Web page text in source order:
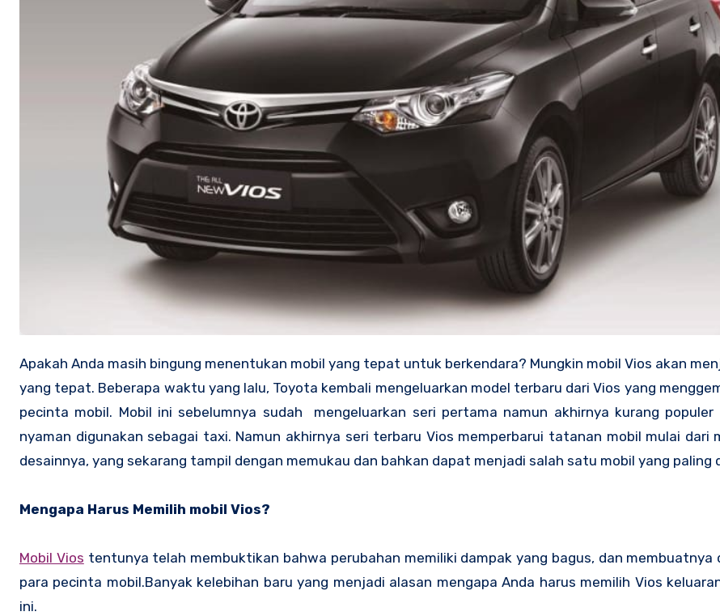
Apakah Anda masih bingung menentukan mobil yang tepat untuk berkendara? Mungkin mobil Vios akan
yang tepat. Beberapa waktu yang lalu, Toyota kembali mengeluarkan model terbaru dari Vios yang
pecinta mobil. Mobil ini sebelumnya sudah mengeluarkan seri pertama namun akhirnya kurang populer
nyaman digunakan sebagai taxi. Namun akhirnya seri terbaru Vios memperbarui tatanan mobil mulai dari
desainnya, yang sekarang tampil dengan memukau dan bahkan dapat menjadi salah satu mobil yang paling
Mengapa Harus Memilih mobil Vios?
Mobil Vios tentunya telah membuktikan bahwa perubahan memiliki dampak yang bagus, dan membuatnya
para pecinta mobil.Banyak kelebihan baru yang menjadi alasan mengapa Anda harus memilih Vios
ini.